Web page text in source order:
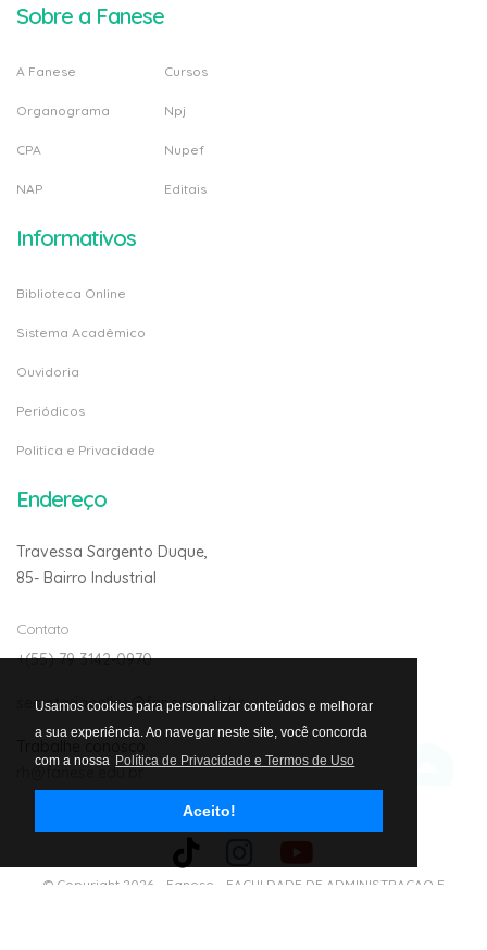
Usamos cookies para personalizar conteúdos e melhorar
a sua experiência. Ao navegar neste site, você concorda
com a nossa Política de Privacidade e Termos de Uso
Aceito!
Sobre a Fanese
A Fanese
Organograma
CPA
NAP
Cursos
Npj
Nupef
Editais
Informativos
Biblioteca Online
Sistema Acadêmico
Ouvidoria
Periódicos
Politica e Privacidade
Endereço
Travessa Sargento Duque,
85- Bairro Industrial
Contato
+(55) 79 3142-0970
secretariaonline@fanese.edu.br
rh@fanese.edu.br
© Copyright 2026 - Fanese - FACULDADE DE ADMINISTRACAO E
Avalie nosso site